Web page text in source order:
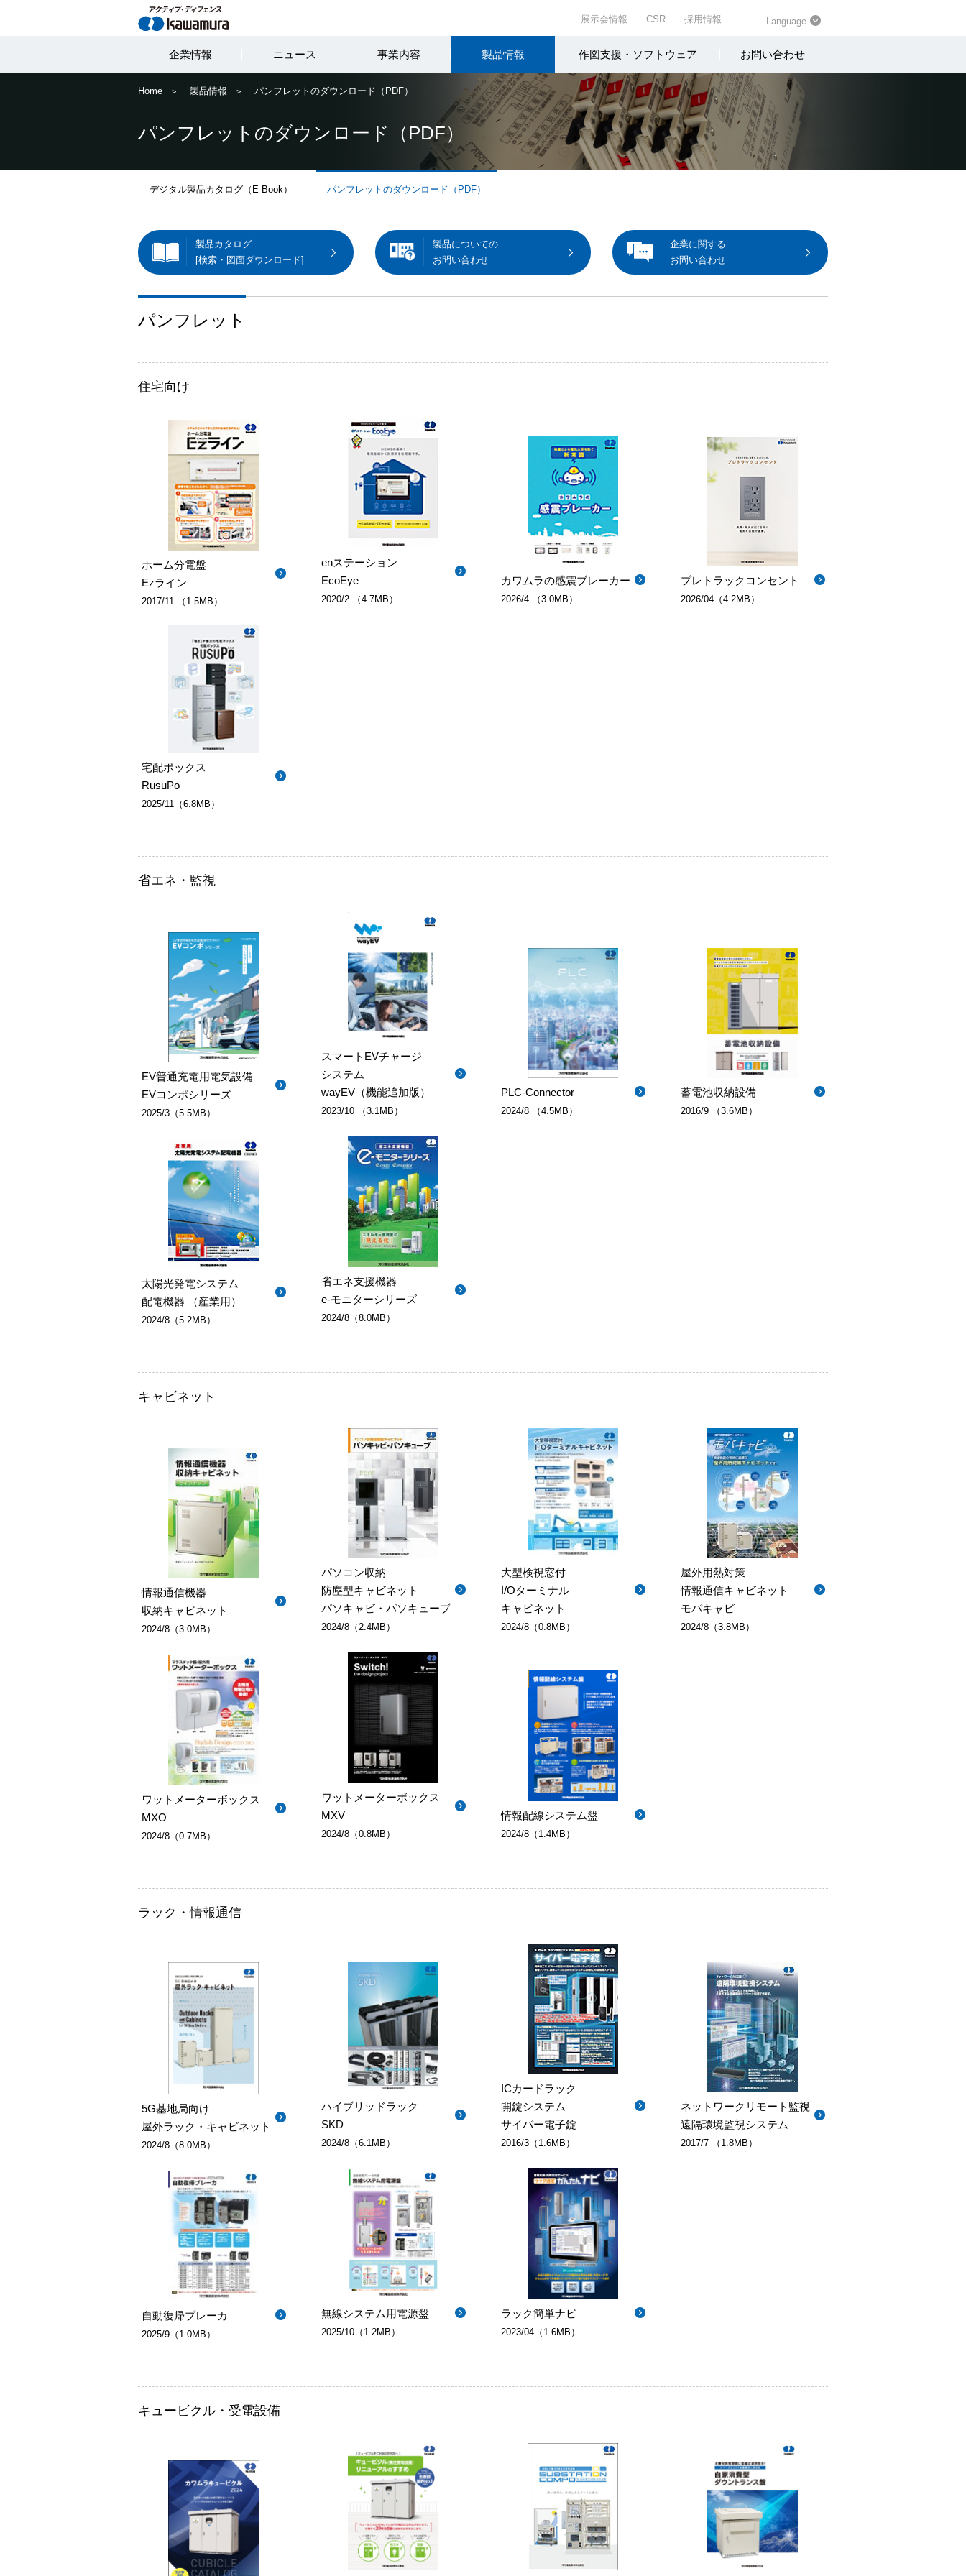
展示会情報 CSR 採用情報 Language
企業情報 ニュース 事業内容 製品情報 作図支援・ソフトウェア お問い合わせ
Home 製品情報 パンフレットのダウンロード（PDF）
パンフレットのダウンロード（PDF）
デジタル製品カタログ（E-Book） パンフレットのダウンロード（PDF）
製品カタログ
[検索・図面ダウンロード]
製品についての
お問い合わせ
企業に関する
お問い合わせ
パンフレット
住宅向け
ホーム分電盤
Ezライン
2017/11 （1.5MB）
enステーション
EcoEye
2020/2 （4.7MB）
カワムラの感震ブレーカー
2026/4 （3.0MB）
プレトラックコンセント
2026/04（4.2MB）
宅配ボックス
RusuPo
2025/11（6.8MB）
省エネ・監視
EV普通充電用電気設備
EVコンポシリーズ
2025/3（5.5MB）
スマートEVチャージ
システム
wayEV（機能追加版）
2023/10 （3.1MB）
PLC-Connector
2024/8 （4.5MB）
蓄電池収納設備
2016/9 （3.6MB）
太陽光発電システム
配電機器 （産業用）
2024/8（5.2MB）
省エネ支援機器
e-モニターシリーズ
2024/8（8.0MB）
キャビネット
情報通信機器
収納キャビネット
2024/8（3.0MB）
パソコン収納
防塵型キャビネット
パソキャビ・パソキューブ
2024/8（2.4MB）
大型検視窓付
I/Oターミナル
キャビネット
2024/8（0.8MB）
屋外用熱対策
情報通信キャビネット
モバキャビ
2024/8（3.8MB）
ワットメーターボックス
MXO
2024/8（0.7MB）
ワットメーターボックス
MXV
2024/8（0.8MB）
情報配線システム盤
2024/8（1.4MB）
ラック・情報通信
5G基地局向け
屋外ラック・キャビネット
2024/8（8.0MB）
ハイブリッドラック
SKD
2024/8（6.1MB）
ICカードラック
開錠システム
サイバー電子錠
2016/3（1.6MB）
ネットワークリモート監視
遠隔環境監視システム
2017/7 （1.8MB）
自動復帰ブレーカ
2025/9（1.0MB）
無線システム用電源盤
2025/10（1.2MB）
ラック簡単ナビ
2023/04（1.6MB）
キュービクル・受電設備